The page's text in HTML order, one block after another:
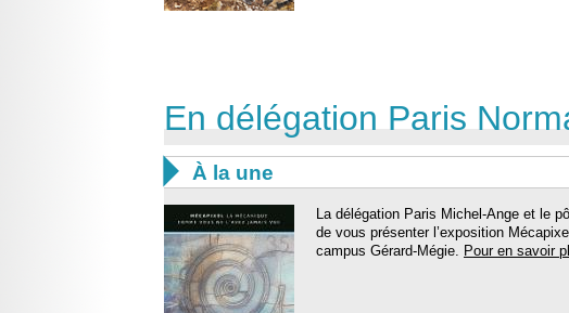
En délégation Paris
 À la une
La délégation Paris Michel-Ange et le
de vous présenter l’exposition
campus Gérard-Mégie. Pour en savoir